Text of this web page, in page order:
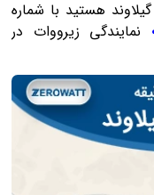
هستید با شماره
نمایندگی زیرووات در